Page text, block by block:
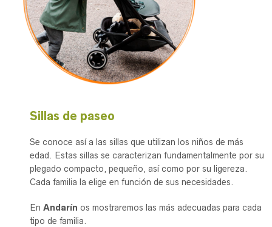
Sillas de paseo
Se conoce así a las sillas que utilizan los niños de más
edad. Estas sillas se caracterizan fundamentalmente por su
plegado compacto, pequeño, así como por su ligereza.
Cada familia la elige en función de sus necesidades.
EnAndarín os mostraremos las más adecuadas para cada
tipo de familia.